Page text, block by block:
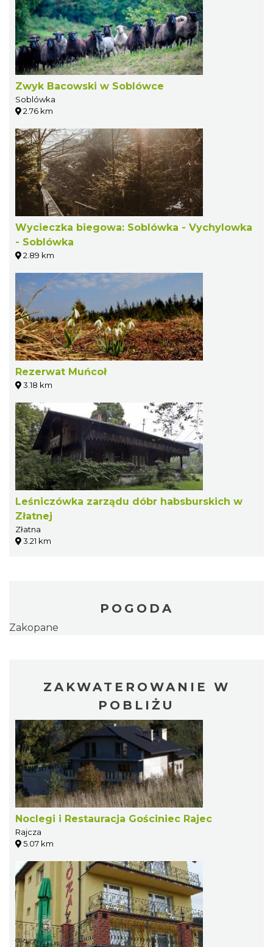
Zwyk Bacowski w Soblówce
Soblówka
2.76 km
Wycieczka biegowa: Soblówka - Vychylowka
- Soblówka
2.89 km
Rezerwat Muńcoł
3.18 km
Leśniczówka zarządu dóbr habsburskich w
Złatnej
Złatna
3.21 km
POGODA
Zakopane
ZAKWATEROWANIE W
POBLIŻU
Noclegi i Restauracja Gościniec Rajec
Rajcza
5.07 km